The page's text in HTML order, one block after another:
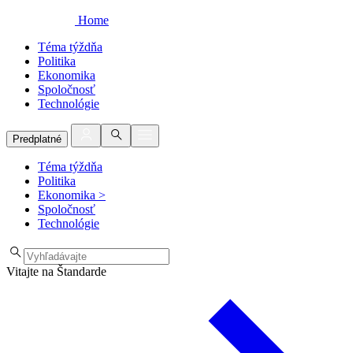
Home
Téma týždňa
Politika
Ekonomika
Spoločnosť
Technológie
Predplatné
Téma týždňa
Politika
Ekonomika >
Spoločnosť
Technológie
Vitajte na Štandarde